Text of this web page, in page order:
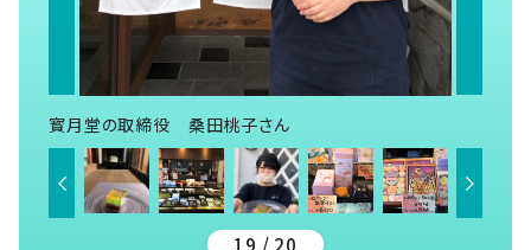
寳月堂の取締役 桑田桃子さん